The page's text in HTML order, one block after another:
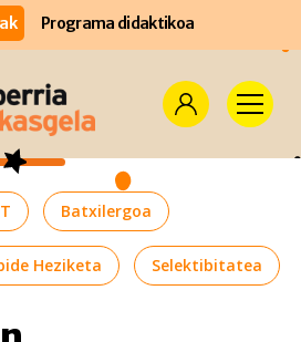
Programa didaktikoa
Batxilergoa
Heziketa Selektibitatea